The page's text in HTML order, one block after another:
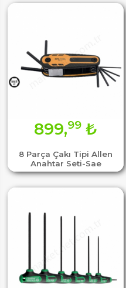
8 Parça Çakı Tipi Allen
Anahtar Seti-Sae
899,99 ₺